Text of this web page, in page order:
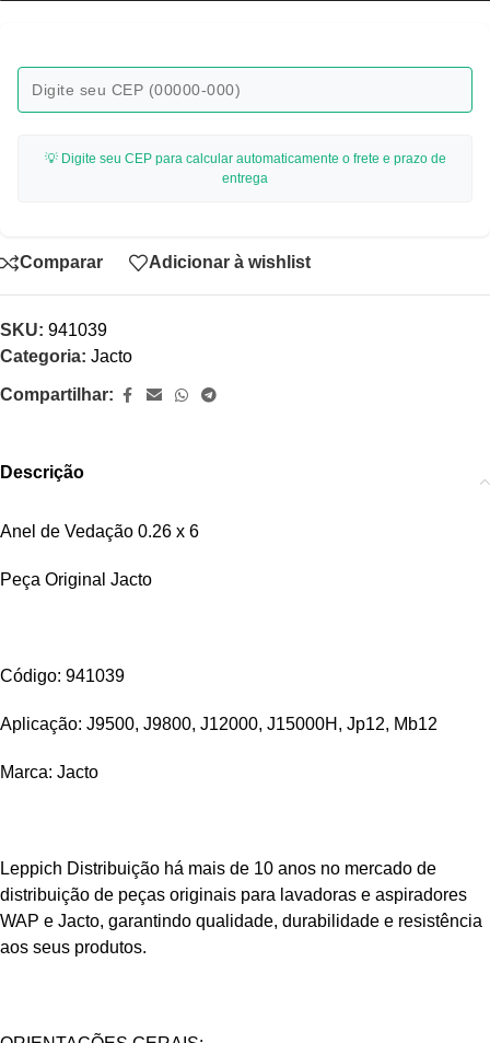
💡 Digite seu CEP para calcular automaticamente o frete e prazo de
entrega
Comparar Adicionar à wishlist
SKU: 941039
Categoria: Jacto
Compartilhar:
Descrição
Anel de Vedação 0.26 x 6
Peça Original Jacto
Código: 941039
Aplicação: J9500, J9800, J12000, J15000H, Jp12, Mb12
Marca: Jacto
Leppich Distribuição há mais de 10 anos no mercado de
distribuição de peças originais para lavadoras e aspiradores
WAP e Jacto, garantindo qualidade, durabilidade e resistência
aos seus produtos.